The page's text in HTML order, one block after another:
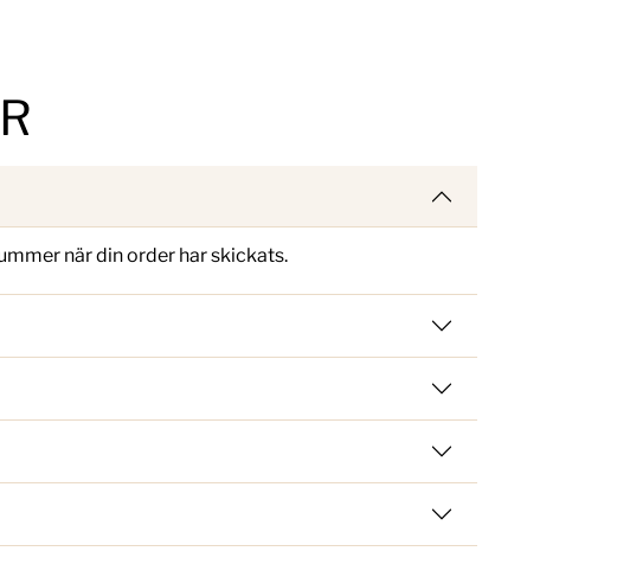
när din order har skickats.